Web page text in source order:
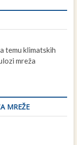
temu klimatskih
mreža
MREŽE